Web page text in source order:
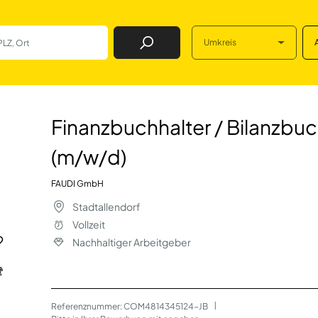
Job Finden Umkreis
/ Finanzbuchhalter /
(m/w/d)
FAUDI GmbH
Stadtallendorf
Vollzeit
Nachhaltiger Arbeitgeber
Referenznummer: COM4814345124-JB